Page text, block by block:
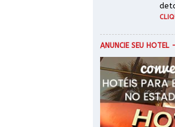
ANUNCIE SEU HOTEL-